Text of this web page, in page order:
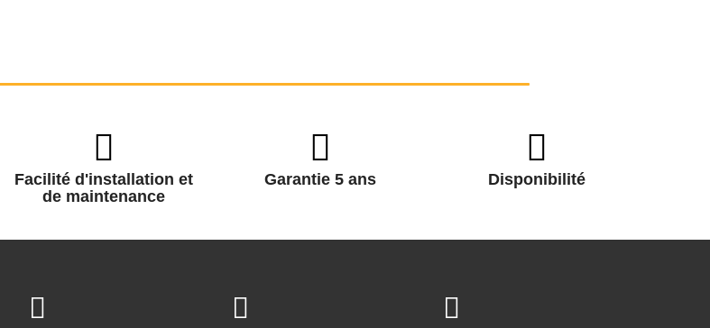
Facilité d'installation et
de maintenance
Garantie 5 ans Disponibilité